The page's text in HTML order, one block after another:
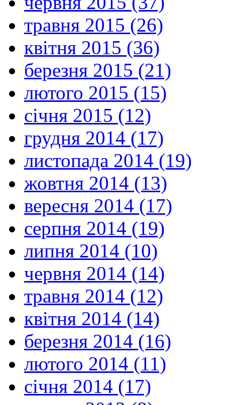
травня 2015 (26)
квітня 2015 (36)
березня 2015 (21)
лютого 2015 (15)
січня 2015 (12)
грудня 2014 (17)
листопада 2014 (19)
жовтня 2014 (13)
вересня 2014 (17)
серпня 2014 (19)
липня 2014 (10)
червня 2014 (14)
травня 2014 (12)
квітня 2014 (14)
березня 2014 (16)
лютого 2014 (11)
січня 2014 (17)